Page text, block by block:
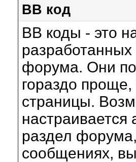
BB код
BB коды - это
форума. Они
гораздо
страницы.
раздел
сообщениях,